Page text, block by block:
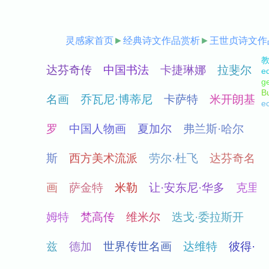
灵感家首页► 经典诗文作品赏析► 王世贞诗文